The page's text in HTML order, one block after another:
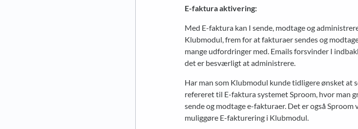
E-faktura aktivering:
Med E-faktura kan I sende, modtage og
Klubmodul, frem for at fakturaer sendes og
mange udfordringer med. Emails forsvinder I
det er besværligt at administrere.
Har man som Klubmodul kunde tidligere ønsket at
refereret til E-faktura systemet Sproom, hvor man
sende og modtage e-fakturaer. Det er også
muliggøre E-fakturering i Klubmodul.